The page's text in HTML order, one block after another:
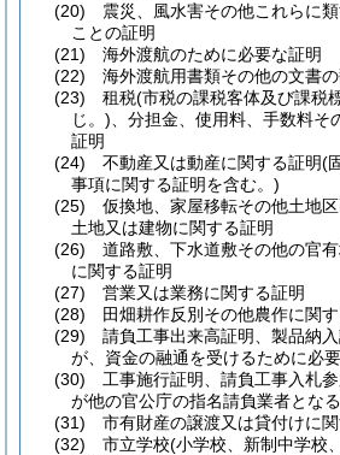
(20)
震災、風水害その他これらに
ことの証明
(21)
海外渡航のために必要な証明
(22)
海外渡航用書類その他の文書
(23)
租税(市税の課税客体及び課税
じ。) 、分担金、使用料、手数料
証明
(24)
不動産又は動産に関する証明(
事項に関する証明を含む。)
(25)
仮換地、家屋移転その他土地
土地又は建物に関する証明
(26)
道路敷、下水道敷その他の官
に関する証明
(27)
営業又は業務に関する証明
(28)
田畑耕作反別その他農作に関
(29)
請負工事出来高証明、製品納
が、資金の融通を受けるために必
(30)
工事施行証明、請負工事入札
が他の官公庁の指名請負業者とな
(31)
市有財産の譲渡又は貸付けに
(32)
市立学校(小学校、新制中学校